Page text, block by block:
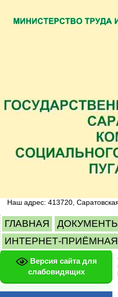
Наш адрес: 413720,
ГЛАВНАЯ
ИНТЕРНЕТ-ПРИЁМНАЯ
Версия сайта для
слабовидящих